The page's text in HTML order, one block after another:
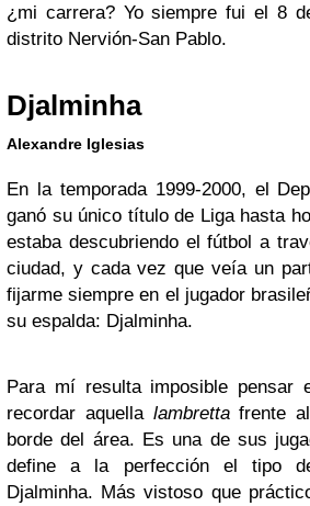
¿mi carrera? Yo siempre fui el 8
distrito Nervión-San Pablo.
Djalminha
Alexandre Iglesias
En la temporada 1999-2000, el
ganó su único título de Liga hasta
estaba descubriendo el fútbol a
ciudad, y cada vez que veía un
fijarme siempre en el jugador
su espalda: Djalminha.
Para mí resulta imposible
recordar aquella lambrettafrente al
borde del área. Es una de sus
define a la perfección el tipo
Djalminha. Más vistoso que